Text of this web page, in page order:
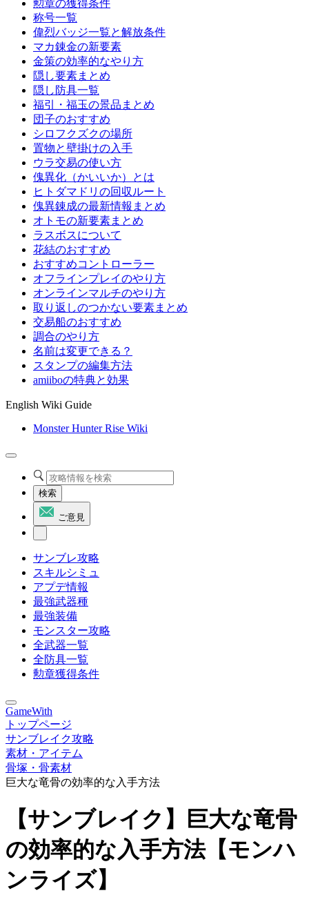
勲章の獲得条件
称号一覧
偉烈バッジ一覧と解放条件
マカ錬金の新要素
金策の効率的なやり方
隠し要素まとめ
隠し防具一覧
福引・福玉の景品まとめ
団子のおすすめ
シロフクズクの場所
置物と壁掛けの入手
ウラ交易の使い方
傀異化（かいいか）とは
ヒトダマドリの回収ルート
傀異錬成の最新情報まとめ
オトモの新要素まとめ
ラスボスについて
花結のおすすめ
おすすめコントローラー
オフラインプレイのやり方
オンラインマルチのやり方
取り返しのつかない要素まとめ
交易船のおすすめ
調合のやり方
名前は変更できる？
スタンプの編集方法
amiiboの特典と効果
English Wiki Guide
Monster Hunter Rise Wiki
検索
ご意見
サンブレ攻略
スキルシミュ
アプデ情報
最強武器種
最強装備
モンスター攻略
全武器一覧
全防具一覧
勲章獲得条件
GameWith
トップページ
サンブレイク攻略
素材・アイテム
骨塚・骨素材
巨大な竜骨の効率的な入手方法
【サンブレイク】巨大な竜骨
の効率的な入手方法【モンハ
ンライズ】